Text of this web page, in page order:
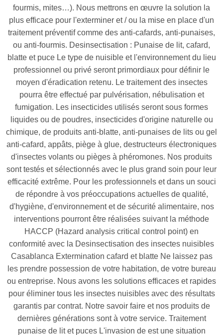
fourmis, mites…). Nous mettrons en œuvre la solution la
plus efficace pour l'exterminer et / ou la mise en place d'un
traitement préventif comme des anti-cafards, anti-punaises,
ou anti-fourmis. Desinsectisation : Punaise de lit, cafard,
blatte et puce Le type de nuisible et l'environnement du lieu
professionnel ou privé seront primordiaux pour définir le
moyen d'éradication retenu. Le traitement des insectes
pourra être effectué par pulvérisation, nébulisation et
fumigation. Les insecticides utilisés seront sous formes
liquides ou de poudres, insecticides d'origine naturelle ou
chimique, de produits anti-blatte, anti-punaises de lits ou gel
anti-cafard, appâts, piège à glue, destructeurs électroniques
d'insectes volants ou pièges à phéromones. Nos produits
sont testés et sélectionnés avec le plus grand soin pour leur
efficacité extrême. Pour les professionnels et dans un souci
de répondre à vos préoccupations actuelles de qualité,
d'hygiène, d'environnement et de sécurité alimentaire, nos
interventions pourront être réalisées suivant la méthode
HACCP (Hazard analysis critical control point) en
conformité avec la Desinsectisation des insectes nuisibles
Casablanca Extermination cafard et blatte Ne laissez pas
les prendre possession de votre habitation, de votre bureau
ou entreprise. Nous avons les solutions efficaces et rapides
pour éliminer tous les insectes nuisibles avec des résultats
garantis par contrat. Notre savoir faire et nos produits de
dernières générations sont à votre service. Traitement
punaise de lit et puces L'invasion de est une situation